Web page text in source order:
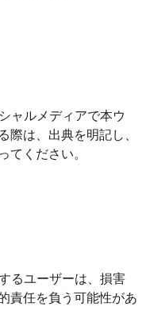
ャルメディアで本ウ
は、出典を明記し、
ください。
るユーザーは、損害
責任を負う可能性があ